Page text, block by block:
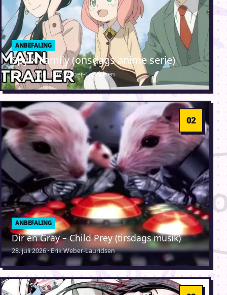
ANBEFALING
Spy × Family (onsdags anime serie)
29. juli 2026 · Erik Weber-Lauridsen
ANBEFALING
Dir en Gray – Child Prey (tirsdags musik)
28. juli 2026 · Erik Weber-Lauridsen